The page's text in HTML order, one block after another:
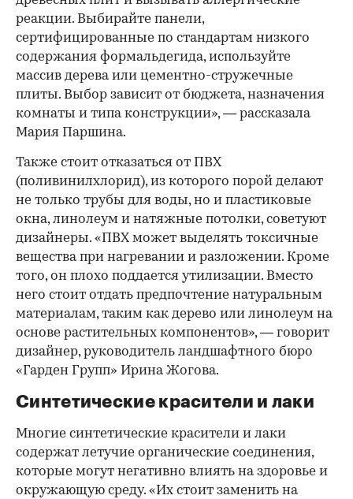
реакции. Выбирайте панели,
сертифицированные по стандартам низкого
содержания формальдегида, используйте
массив дерева или цементно-стружечные
плиты. Выбор зависит от бюджета, назначения
комнаты и типа конструкции», — рассказала
Мария Паршина.
Также стоит отказаться от ПВХ
(поливинилхлорид), из которого порой делают
не только трубы для воды, но и пластиковые
окна, линолеум и натяжные потолки, советуют
дизайнеры. «ПВХ может выделять токсичные
вещества при нагревании и разложении. Кроме
того, он плохо поддается утилизации. Вместо
него стоит отдать предпочтение натуральным
материалам, таким как дерево или линолеум на
основе растительных компонентов», — говорит
дизайнер, руководитель ландшафтного бюро
«Гарден Групп» Ирина Жогова.
Синтетические красители и лаки
Многие синтетические красители и лаки
содержат летучие органические соединения,
которые могут негативно влиять на здоровье и
окружающую среду. «Их стоит заменить на